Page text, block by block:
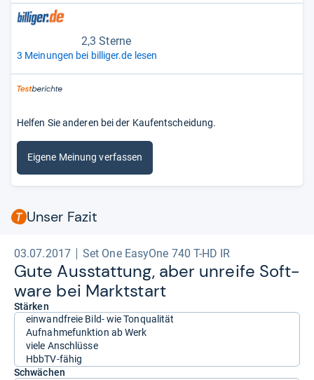
2,3 Sterne
3 Meinungen bei billiger.de lesen
Helfen Sie anderen bei der Kaufentscheidung.
Eigene Meinung verfassen
Unser Fazit
03.07.2017 Set One EasyOne 740 T-HD IR
Gute Aus­stat­tung, aber unreife Soft­
ware bei Markt­start
Stärken
einwandfreie Bild- wie Tonqualität
Aufnahmefunktion ab Werk
viele Anschlüsse
HbbTV-fähig
Schwächen